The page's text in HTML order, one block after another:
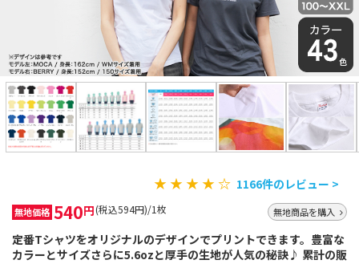
★ ★ ★ ★ ☆ 1166件のレビュー >
無地価格 540円(税込594円)/1枚 無地商品を購入
定番Tシャツをオリジナルのデザインでプリントできます。豊富な
カラーとサイズさらに5.6ozと厚手の生地が人気の秘訣♪ 累計の販